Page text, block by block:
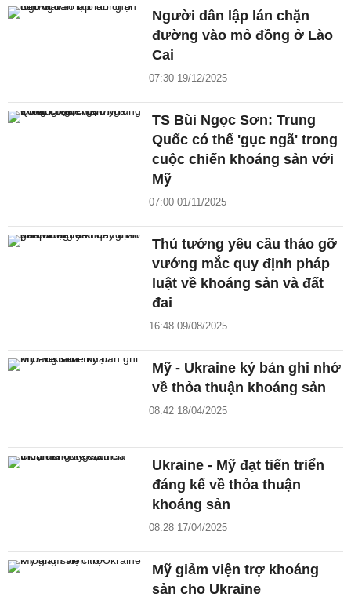
Người dân lập lán chặn
đường vào mỏ đồng ở Lào
Cai
07:30 19/12/2025
TS Bùi Ngọc Sơn: Trung
Quốc có thể 'gục ngã' trong
cuộc chiến khoáng sản với
Mỹ
07:00 01/11/2025
Thủ tướng yêu cầu tháo gỡ
vướng mắc quy định pháp
luật về khoáng sản và đất
đai
16:48 09/08/2025
Mỹ - Ukraine ký bản ghi nhớ
về thỏa thuận khoáng sản
08:42 18/04/2025
Ukraine - Mỹ đạt tiến triển
đáng kể về thỏa thuận
khoáng sản
08:28 17/04/2025
Mỹ giảm viện trợ khoáng
sản cho Ukraine